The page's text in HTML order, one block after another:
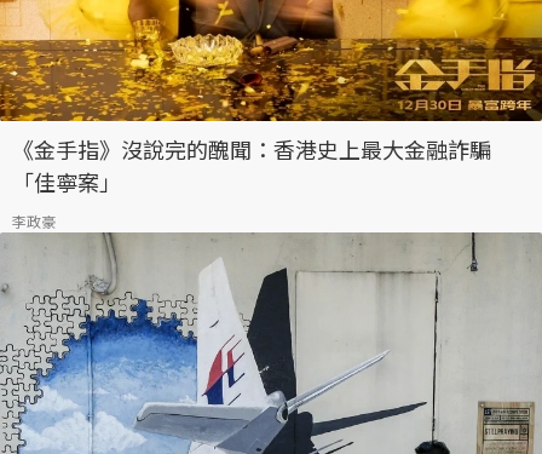
《金手指》沒說完的醜聞：香港史上最大金融詐騙
「佳寧案」
李政豪